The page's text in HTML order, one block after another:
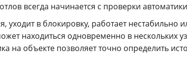
всегда начинается с проверки
уходит в блокировку, работает
находиться одновременно в нескольких
на объекте позволяет точно определить